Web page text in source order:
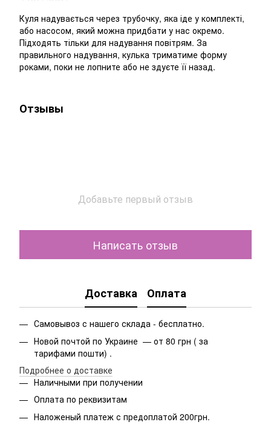
Куля надувається через трубочку, яка іде у комплекті,
або насосом, який можна придбати у нас окремо.
Підходять тільки для надування повітрям. За
правильного надування, кулька триматиме форму
роками, поки не лопните або не здуєте її назад.
Отзывы
Добавьте первый отзыв
Написать отзыв
Доставка Оплата
Самовывоз с нашего склада - бесплатно.
Новой почтой по Украине — от 80 грн ( за
тарифами пошти) .
Подробнее о доставке
Наличными при получении
Оплата по реквизитам
Наложеный платеж с предоплатой 200грн.